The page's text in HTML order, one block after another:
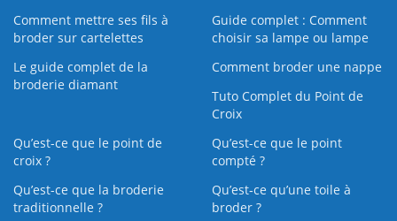
Comment mettre ses fils à
broder sur cartelettes
Guide complet : Comment
choisir sa lampe ou lampe
Le guide complet de la
broderie diamant
Comment broder une nappe
Tuto Complet du Point de
Croix
Qu’est-ce que le point de
croix ?
Qu’est-ce que le point
compté ?
Qu’est-ce que la broderie
traditionnelle ?
Qu’est‑ce qu’une toile à
broder ?